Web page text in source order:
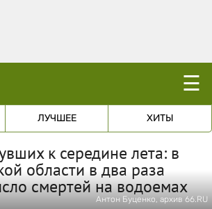
☰
ЛУЧШЕЕ ХИТЫ
к середине лета: в
области в два раза
смертей на водоемах
Антон Буценко, архив 66.RU